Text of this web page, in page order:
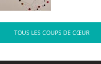
TOUS LES COUPS DE CŒUR